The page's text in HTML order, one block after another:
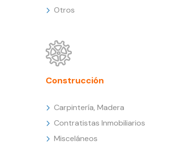
Otros
Construcción
Carpintería, Madera
Contratistas Inmobiliarios
Misceláneos